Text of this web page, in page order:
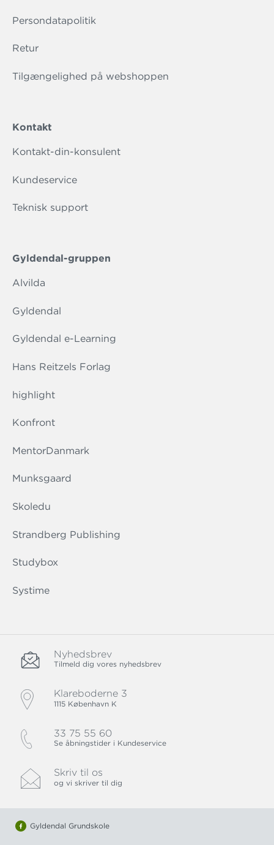
Persondatapolitik
Retur
Tilgængelighed på webshoppen
Kontakt
Kontakt-din-konsulent
Kundeservice
Teknisk support
Gyldendal-gruppen
Alvilda
Gyldendal
Gyldendal e-Learning
Hans Reitzels Forlag
highlight
Konfront
MentorDanmark
Munksgaard
Skoledu
Strandberg Publishing
Studybox
Systime
Nyhedsbrev
Tilmeld dig vores nyhedsbrev
Klareboderne 3
1115 København K
33 75 55 60
Se åbningstider i Kundeservice
Skriv til os
og vi skriver til dig
Gyldendal Grundskole